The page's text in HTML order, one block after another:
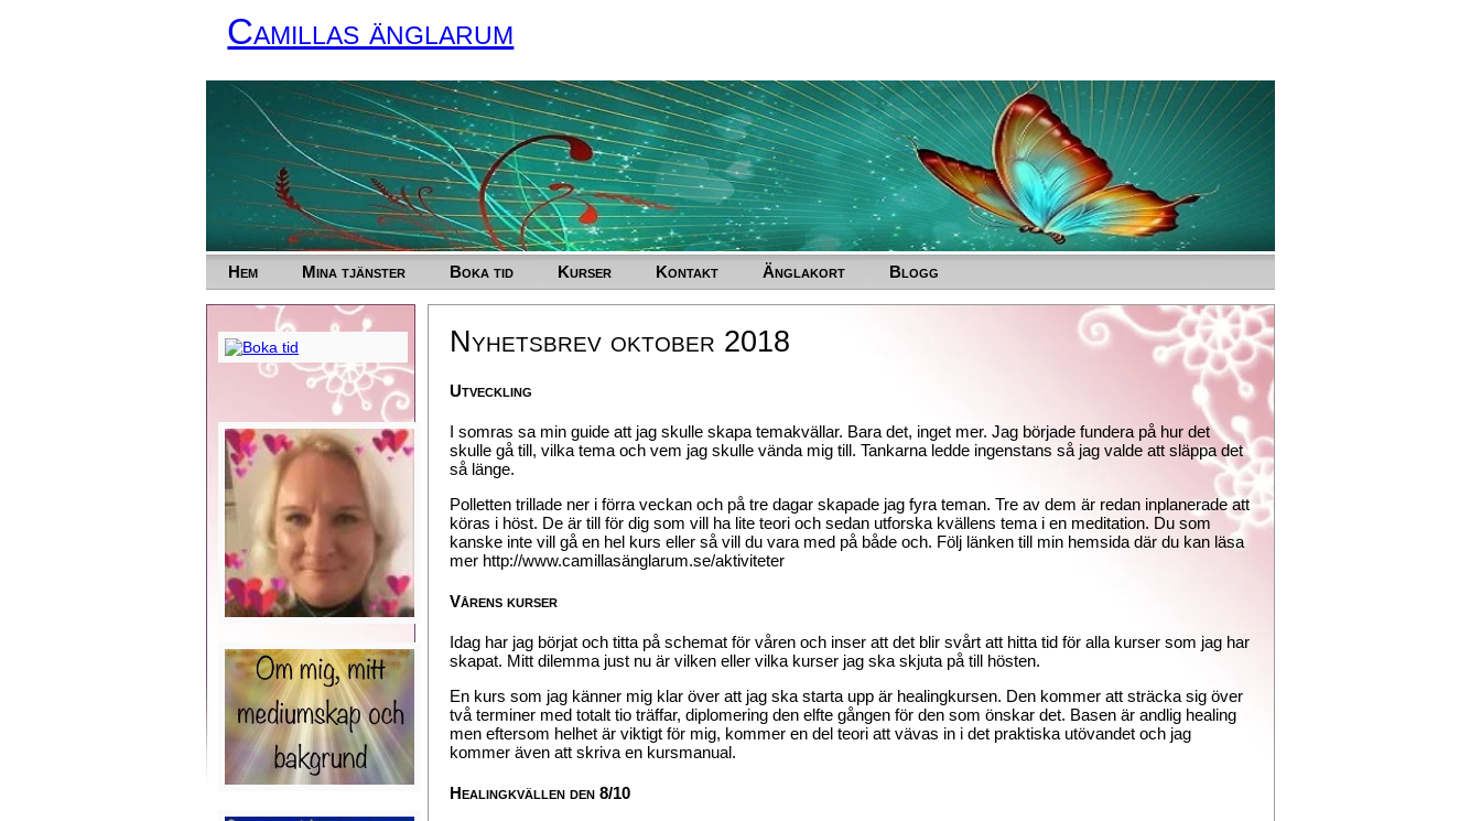
Camillas änglarum
Hem Mina tjänster Boka tid Kurser Kontakt Änglakort Blogg
Nyhetsbrev oktober 2018
Utveckling
I somras sa min guide att jag skulle skapa temakvällar. Bara det, inget mer. Jag började fundera på hur det
skulle gå till, vilka tema och vem jag skulle vända mig till. Tankarna ledde ingenstans så jag valde att släppa det
så länge.
Polletten trillade ner i förra veckan och på tre dagar skapade jag fyra teman. Tre av dem är redan inplanerade att
köras i höst. De är till för dig som vill ha lite teori och sedan utforska kvällens tema i en meditation. Du som
kanske inte vill gå en hel kurs eller så vill du vara med på både och. Följ länken till min hemsida där du kan läsa
mer http://www.camillasänglarum.se/aktiviteter
Vårens kurser
Idag har jag börjat och titta på schemat för våren och inser att det blir svårt att hitta tid för alla kurser som jag har
skapat. Mitt dilemma just nu är vilken eller vilka kurser jag ska skjuta på till hösten.
En kurs som jag känner mig klar över att jag ska starta upp är healingkursen. Den kommer att sträcka sig över
två terminer med totalt tio träffar, diplomering den elfte gången för den som önskar det. Basen är andlig healing
men eftersom helhet är viktigt för mig, kommer en del teori att vävas in i det praktiska utövandet och jag
kommer även att skriva en kursmanual.
Healingkvällen den 8/10